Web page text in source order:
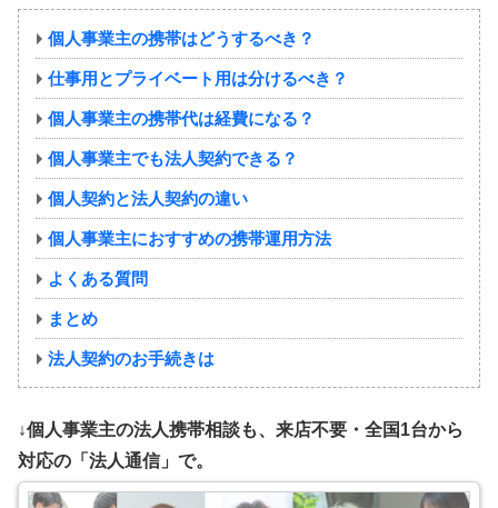
個人事業主の携帯はどうするべき？
仕事用とプライベート用は分けるべき？
個人事業主の携帯代は経費になる？
個人事業主でも法人契約できる？
個人契約と法人契約の違い
個人事業主におすすめの携帯運用方法
よくある質問
まとめ
法人契約のお手続きは
↓個人事業主の法人携帯相談も、来店不要・全国1台から
対応の「法人通信」で。